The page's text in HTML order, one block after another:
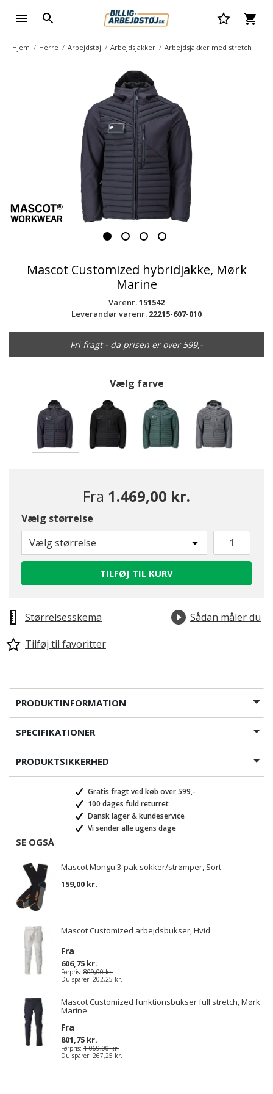
Hjem Herre Arbejdstøj Arbejdsjakker Arbejdsjakker med stretch
Mascot Customized hybridjakke, Mørk
Marine
Varenr.151542
Leverandør varenr. 22215-607-010
Fri fragt - da prisen er over 599,-
Vælg farve
Fra 1.469,00 kr.
Vælg størrelse
Vælg størrelse
TILFØJ TIL KURV
Størrelsesskema
Sådan måler du
Tilføj til favoritter
PRODUKTINFORMATION
SPECIFIKATIONER
PRODUKTSIKKERHED
Gratis fragt ved køb over 599,-
100 dages fuld returret
Dansk lager & kundeservice
Vi sender alle ugens dage
SE OGSÅ
Mascot Mongu 3-pak sokker/strømper, Sort
159,00 kr.
Mascot Customized arbejdsbukser, Hvid
Fra
606,75 kr.
Førpris: 809,00 kr.
Du sparer: 202,25 kr.
Mascot Customized funktionsbukser full stretch, Mørk
Marine
Fra
801,75 kr.
Førpris: 1.069,00 kr.
Du sparer: 267,25 kr.